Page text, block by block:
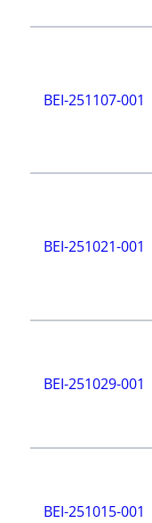
BEI-251107-001
BEI-251021-001
BEI-251029-001
BEI-251015-001